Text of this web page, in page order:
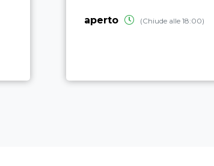
aperto (Chiude alle 18:00)